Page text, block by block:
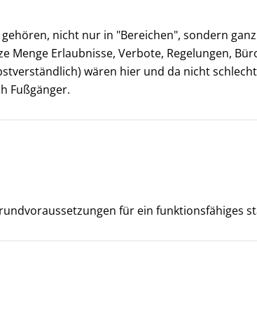
nicht nur in "Bereichen", sondern
Menge Erlaubnisse, Verbote, Regelungen,
wären hier und da nicht
Fußgänger.
für ein funktionsfähiges